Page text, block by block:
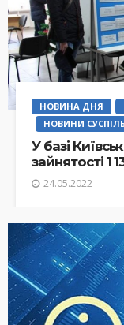
НОВИНА ДНЯ
НОВИНИ
У базі
зайнятості 1
24.05.2022